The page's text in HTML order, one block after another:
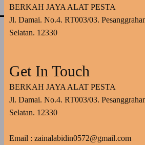
BERKAH JAYA ALAT PESTA
Jl. Damai. No.4. RT003/03.
Selatan. 12330
Get In Touch
BERKAH JAYA ALAT PESTA
Jl. Damai. No.4. RT003/03.
Selatan. 12330
Email : zainalabidin0572@gmail.com